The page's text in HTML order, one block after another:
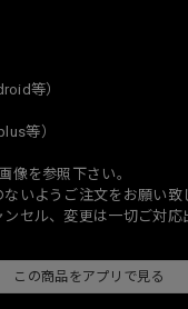
等）
等）
像を参照下さい。
いようご注文をお願い致
セル、変更は一切ご対応
この商品をアプリで見る